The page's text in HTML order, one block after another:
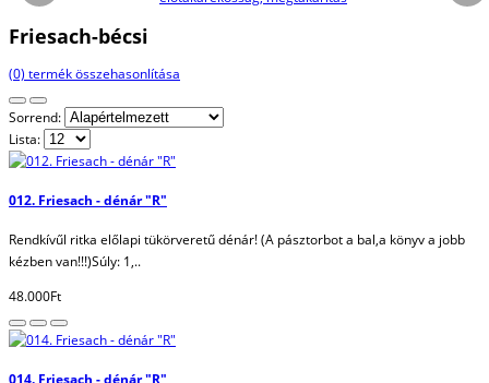
Friesach-bécsi
(0) termék összehasonlítása
Sorrend:
Lista:
012. Friesach - dénár "R"
Rendkívűl ritka előlapi tükörveretű dénár! (A pásztorbot a bal,a könyv a jobb
kézben van!!!)Súly: 1,..
48.000Ft
014. Friesach - dénár "R"